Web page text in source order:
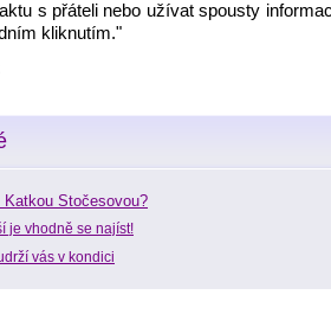
s přáteli nebo užívat spousty
kliknutím."
Stočesovou?
je vhodně se najíst!
vás v kondici